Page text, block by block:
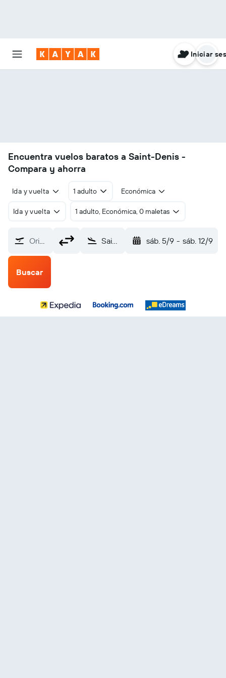
Iniciar
Encuentra vuelos baratos a Saint-Denis -
Compara y ahorra
Ida y vuelta 1 adulto Económica
Ida y vuelta 1 adulto, Económica, 0 maletas
Origen Saint-Denis Gillot (RUN) sáb. 5/9 - sáb. 12/9
Buscar